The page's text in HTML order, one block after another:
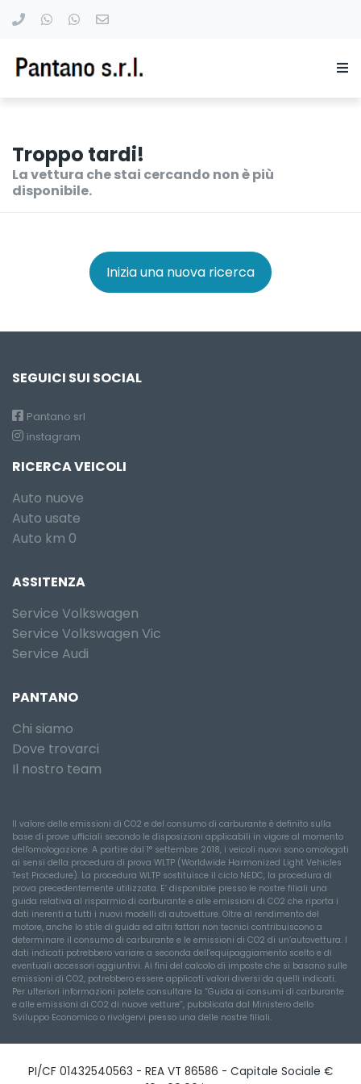
Troppo tardi!
La vettura che stai cercando non è più
disponibile.
Inizia una nuova ricerca
SEGUICI SUI SOCIAL
Pantano srl
instagram
RICERCA VEICOLI
Auto nuove
Auto usate
Auto km 0
ASSITENZA
Service Volkswagen
Service Volkswagen Vic
Service Audi
PANTANO
Chi siamo
Dove trovarci
Il nostro team
Il valore delle emissioni di CO2 e del consumo di carburante è definito sulla
base di prove ufficiali secondo le disposizioni applicabili in vigore al momento
dell'omologazione. A partire dal 1° settembre 2018, i veicoli nuovi sono omologati
ai sensi della procedura di prova WLTP (Worldwide Harmonized Light Vehicles
Test Procedure). La procedura WLTP sostituisce il ciclo NEDC, la procedura di
prova precedentemente utilizzata. E’ disponibile presso le nostre filiali una
guida relativa al risparmio di carburante e alle emissioni di CO2 che riporta i
dati inerenti a tutti i nuovi modelli di autovetture. Oltre al rendimento del
motore, anche lo stile di guida ed altri fattori non tecnici contribuiscono a
determinare il consumo di carburante e le emissioni di CO2 di un’autovettura. I
dati indicati potrebbero variare a seconda dell’equipaggiamento scelto e di
eventuali accessori aggiuntivi. Ai fini del calcolo di imposte che si basano sulle
emissioni di CO2, potrebbero essere applicati valori diversi da quelli indicati.
Per ulteriori informazioni potete consultare la “Guida ai consumi di carburante
e alle emissioni di CO2 di nuove vetture”, pubblicata dal Ministero dello
Sviluppo Economico o rivolgervi presso una delle nostre filiali.
PI/CF 01432540563 - REA VT 86586 - Capitale Sociale €